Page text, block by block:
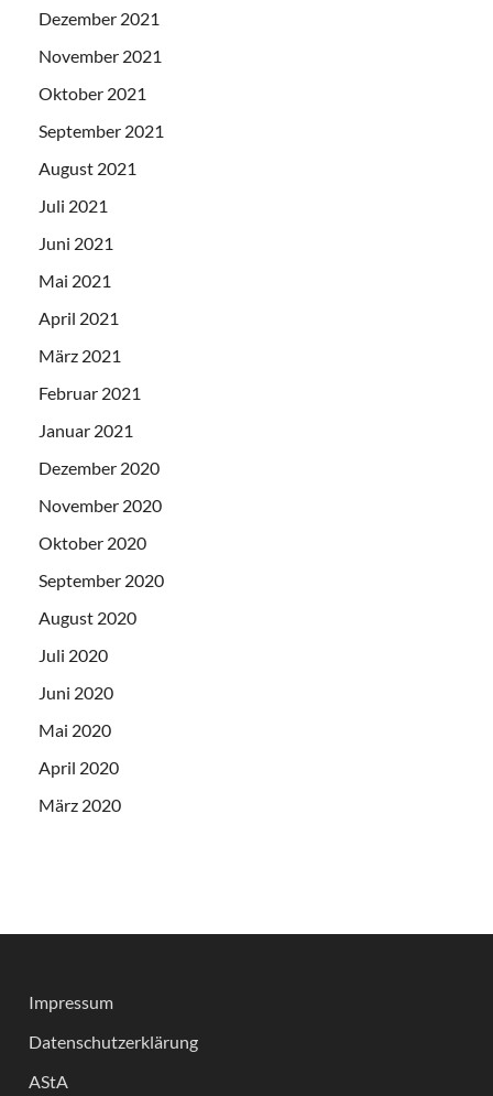
Dezember 2021
November 2021
Oktober 2021
September 2021
August 2021
Juli 2021
Juni 2021
Mai 2021
April 2021
März 2021
Februar 2021
Januar 2021
Dezember 2020
November 2020
Oktober 2020
September 2020
August 2020
Juli 2020
Juni 2020
Mai 2020
April 2020
März 2020
Impressum
Datenschutzerklärung
AStA